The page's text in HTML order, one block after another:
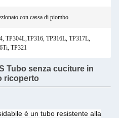
con cassa di piombo
TP304L,TP316, TP316L, TP317L,
TP321
Tubo senza cuciture in
ricoperto
è un tubo resistente alla